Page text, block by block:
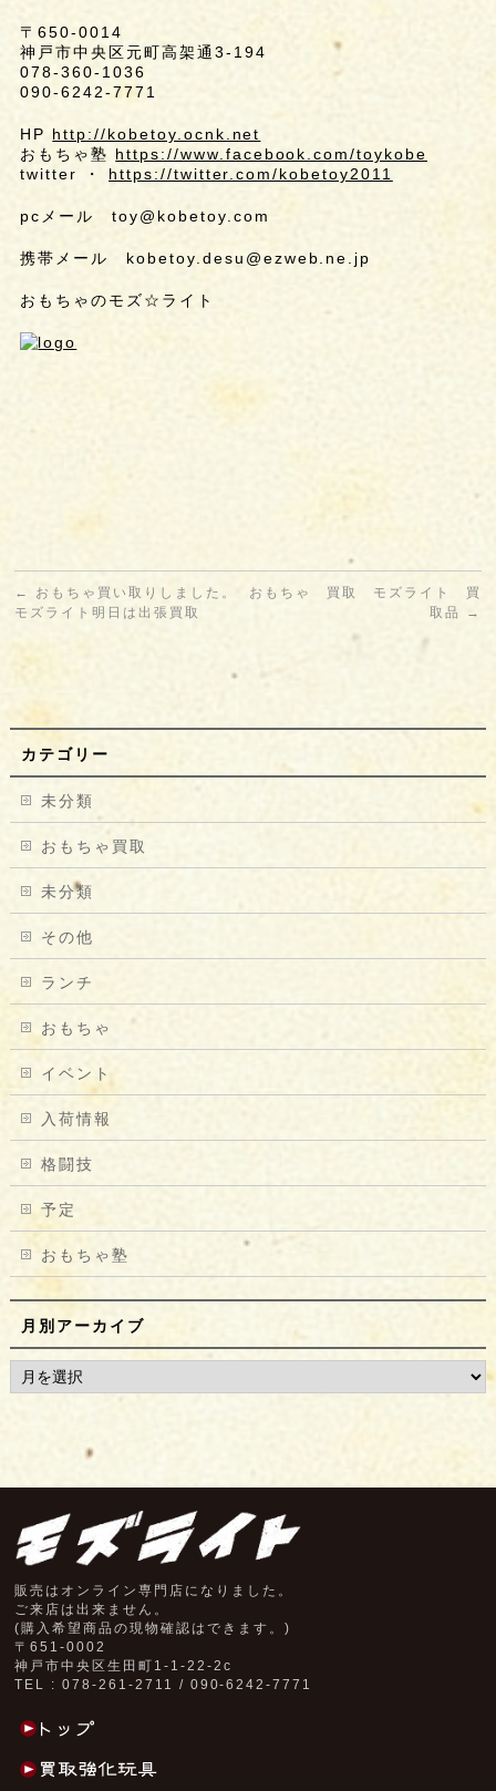
〒650-0014
神戸市中央区元町高架通3-194
078-360-1036
090-6242-7771
HP http://kobetoy.ocnk.net
おもちゃ塾 https://www.facebook.com/toykobe
twitter ・ https://twitter.com/kobetoy2011
pcメール toy@kobetoy.com
携帯メール kobetoy.desu@ezweb.ne.jp
おもちゃのモズ☆ライト
←
おもちゃ買い取りしました。
モズライト明日は出張買取
おもちゃ 買取 モズライト 買
取品
→
カテゴリー
未分類
おもちゃ買取
未分類
その他
ランチ
おもちゃ
イベント
入荷情報
格闘技
予定
おもちゃ塾
月別アーカイブ
販売はオンライン専門店になりました。
ご来店は出来ません。
(購入希望商品の現物確認はできます。)
〒651-0002
神戸市中央区生田町1-1-22-2c
TEL : 078-261-2711 / 090-6242-7771